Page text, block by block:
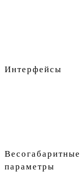
Интерфейсы
Весогабаритные
параметры